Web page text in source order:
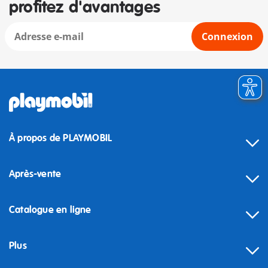
profitez d'avantages
Connexion
À propos de PLAYMOBIL
Après-vente
Catalogue en ligne
Plus